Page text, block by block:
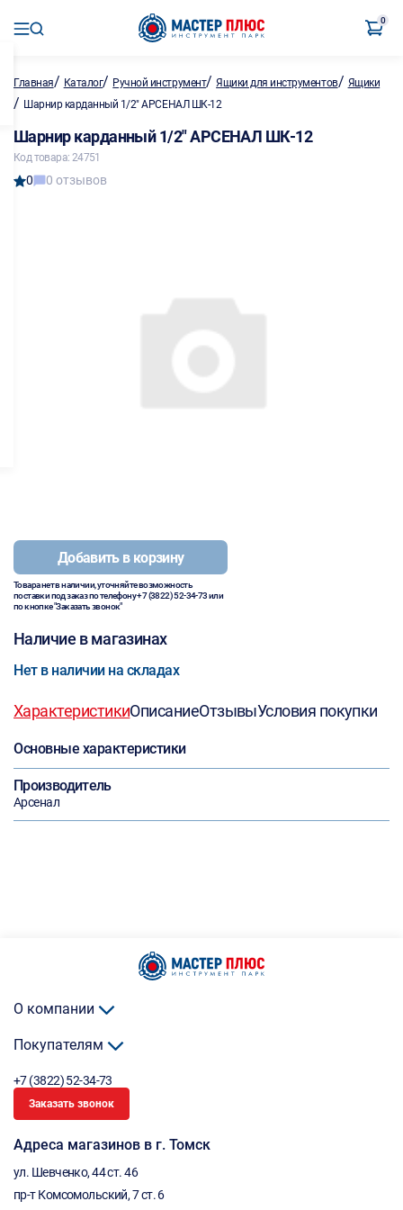
0
Главная/ Каталог/ Ручной инструмент/Ящики для инструментов/ Ящики
/ Шарнир карданный 1/2" АРСЕНАЛ ШК-12
Шарнир карданный 1/2" АРСЕНАЛ ШК-12
Код товара: 24751
0 0 отзывов
Добавить в корзину
Товара нет в наличии, уточняйте возможность
поставки под заказ по телефону+7 (3822) 52-34-73или
по кнопке "Заказать звонок"
Наличие в магазинах
Нет в наличии на складах
ХарактеристикиОписаниеОтзывыУсловия покупки
Основные характеристики
Производитель
Арсенал
О компании
Покупателям
+7 (3822) 52-34-73
Заказать звонок
Адреса магазинов в г. Томск
ул. Шевченко, 44 ст. 46
пр-т Комсомольский, 7 ст. 6